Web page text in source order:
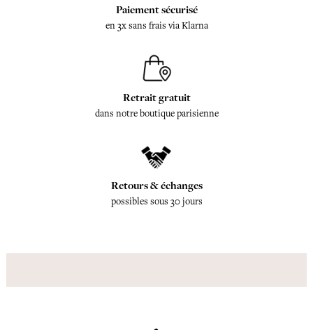
Paiement sécurisé
en 3x sans frais via Klarna
Retrait gratuit
dans notre boutique parisienne
Retours & échanges
possibles sous 30 jours